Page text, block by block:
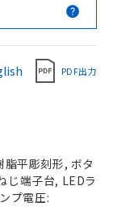
PDF出力
平彫刻形, ボタ
じ端子台, LEDラ
プ電圧: